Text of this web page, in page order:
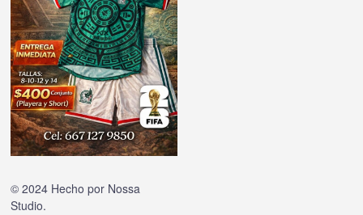
© 2024 Hecho por Nossa
Studio.